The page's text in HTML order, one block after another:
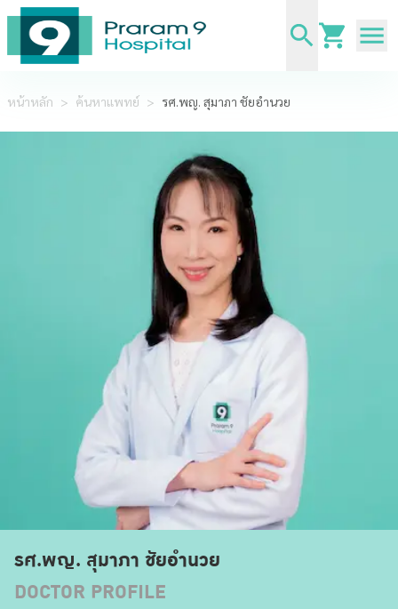
หน้าหลัก > ค้นหาแพทย์ > รศ.พญ. สุมาภา ชัยอำนวย
รศ.พญ. สุมาภา ชัยอำนวย
DOCTOR PROFILE